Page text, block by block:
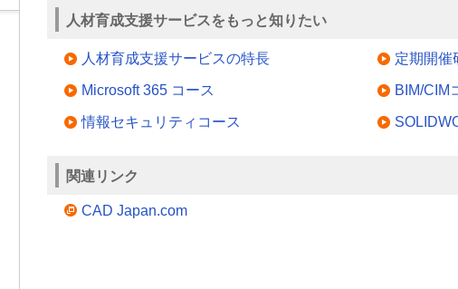
人材育成支援サービスをもっと知りたい
人材育成支援サービスの特長 定期開催
Microsoft 365 コース BIM/CIM
情報セキュリティコース
関連リンク
CAD Japan.com